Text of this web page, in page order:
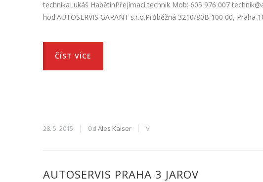
technikaLukáš HabětínPřejímací technik Mob: 605 976 007
hod.AUTOSERVIS GARANT s.r.o.Průběžná 3210/80B 100 00, Praha
ČÍST VÍCE
28. 5. 2015 Od Ales Kaiser V
AUTOSERVIS PRAHA 3 JAROV